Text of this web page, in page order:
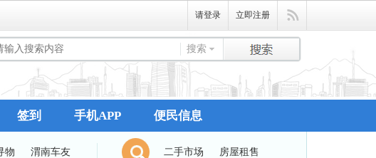
请登录 立即注册
搜索
签到 手机APP 便民信息
物
渭南车友
二手市场
房屋租售